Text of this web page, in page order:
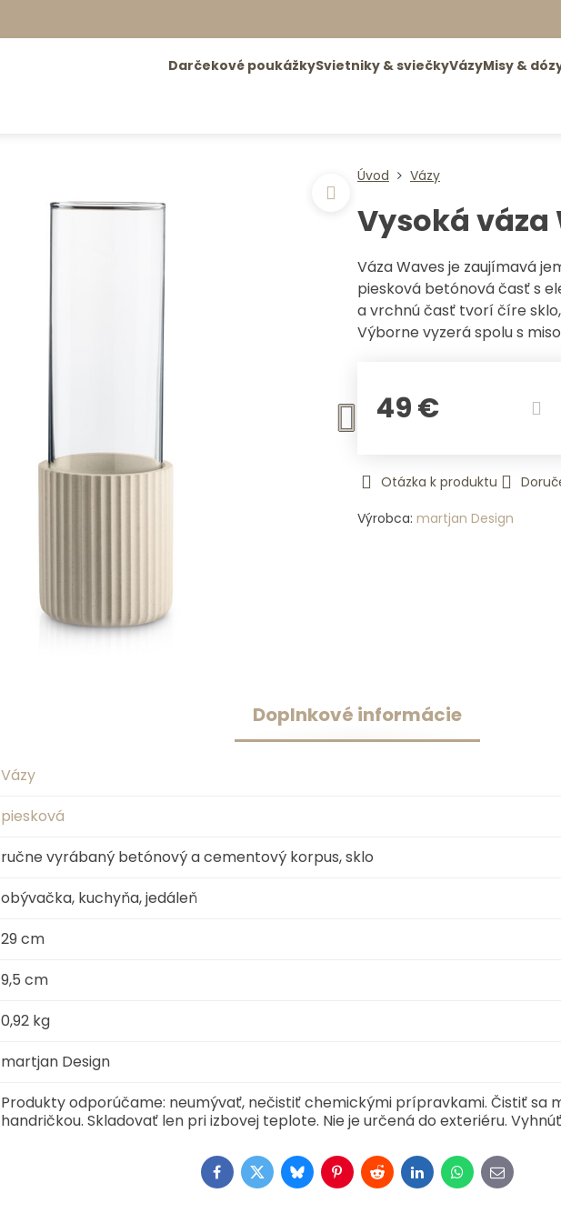
Darčekové poukážkySvietniky & sviečkyVázyMisy &
Úvod Vázy
Vysoká váza
Váza Waves je zaujímavá
piesková betónová časť s
a vrchnú časť tvorí číre
Výborne vyzerá spolu s
49 €
Otázka k produktu
Výrobca: martjan Design
Doplnkové informácie
Vázy
piesková
ručne vyrábaný betónový a cementový korpus, sklo
obývačka, kuchyňa, jedáleň
29 cm
9,5 cm
0,92 kg
martjan Design
Produkty odporúčame: neumývať, nečistiť chemickými prípravkami. Čistiť sa
handričkou. Skladovať len pri izbovej teplote. Nie je určená do exteriéru.
Facebook
TwitterBlueskyPinterest
RedditLinkedInWhatsApp
E-
mail